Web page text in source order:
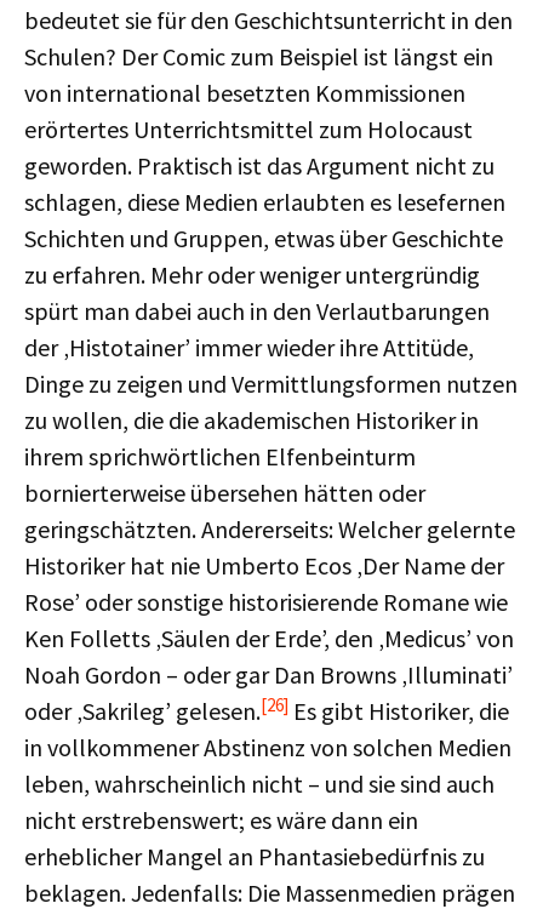
bedeutet sie für den Geschichtsunterricht in den
Schulen? Der Comic zum Beispiel ist längst ein
von international besetzten Kommissionen
erörtertes Unterrichtsmittel zum Holocaust
geworden. Praktisch ist das Argument nicht zu
schlagen, diese Medien erlaubten es lesefernen
Schichten und Gruppen, etwas über Geschichte
zu erfahren. Mehr oder weniger untergründig
spürt man dabei auch in den Verlautbarungen
der ‚Histotainer’ immer wieder ihre Attitüde,
Dinge zu zeigen und Vermittlungsformen nutzen
zu wollen, die die akademischen Historiker in
ihrem sprichwörtlichen Elfenbeinturm
bornierterweise übersehen hätten oder
geringschätzten. Andererseits: Welcher gelernte
Historiker hat nie Umberto Ecos ‚Der Name der
Rose’ oder sonstige historisierende Romane wie
Ken Folletts ‚Säulen der Erde’, den ‚Medicus’ von
Noah Gordon – oder gar Dan Browns ‚Illuminati’
oder ‚Sakrileg’ gelesen.[26] Es gibt Historiker, die
in vollkommener Abstinenz von solchen Medien
leben, wahrscheinlich nicht – und sie sind auch
nicht erstrebenswert; es wäre dann ein
erheblicher Mangel an Phantasiebedürfnis zu
beklagen. Jedenfalls: Die Massenmedien prägen